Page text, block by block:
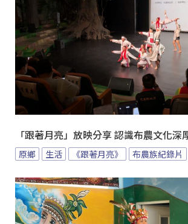
「跟著月亮」放映分享 認識布農文化深
原鄉 生活 《跟著月亮》 布農族紀錄片